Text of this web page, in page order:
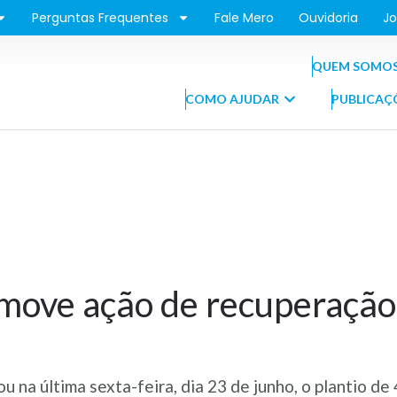
Perguntas Frequentes Fale Mero Ouvidoria
QUEM
COMO AJUDAR
ação de
na última sexta-feira, dia 23 de junho, o plantio